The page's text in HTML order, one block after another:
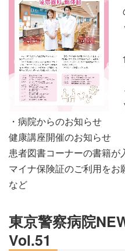
・病院からのお知らせ
健康講座開催のお知らせ
患者図書コーナーの書籍が
マイナ保険証のご利用をお
など
東京警察病院
Vol.51